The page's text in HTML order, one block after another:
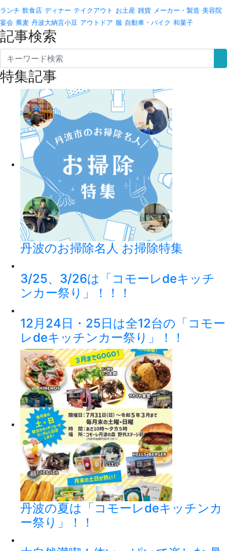
ランチ 飲食店 ディナー テイクアウト お土産 雑貨 メーカー・製造 美容院
宴会 蕎麦 丹波大納言小豆 アウトドア 服 自動車・バイク 和菓子
記事検索
特集記事
丹波のお掃除名人 お掃除特集
3/25、3/26は「コモーレdeキッチ
ンカー祭り」！！！
12月24日・25日は全12台の「コモー
レdeキッチンカー祭り」！！
丹波の夏は「コモーレdeキッチンカ
ー祭り」！！